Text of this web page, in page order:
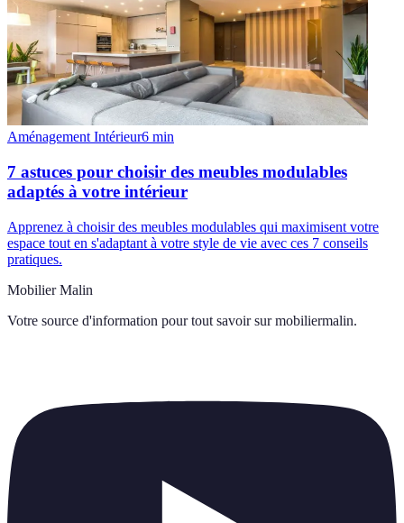
Aménagement Intérieur6 min
7 astuces pour choisir des meubles modulables
adaptés à votre intérieur
Apprenez à choisir des meubles modulables qui maximisent votre
espace tout en s'adaptant à votre style de vie avec ces 7 conseils
pratiques.
Mobilier Malin
Votre source d'information pour tout savoir sur mobiliermalin.